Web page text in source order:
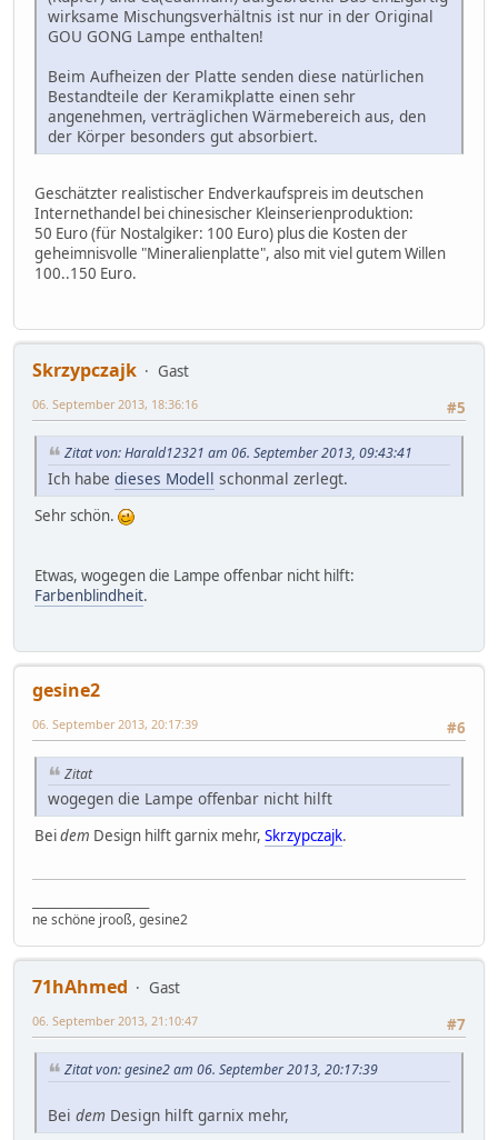
wirksame Mischungsverhältnis ist nur in der Original
GOU GONG Lampe enthalten!
Beim Aufheizen der Platte senden diese natürlichen
Bestandteile der Keramikplatte einen sehr
angenehmen, verträglichen Wärmebereich aus, den
der Körper besonders gut absorbiert.
Geschätzter realistischer Endverkaufspreis im deutschen
Internethandel bei chinesischer Kleinserienproduktion:
50 Euro (für Nostalgiker: 100 Euro) plus die Kosten der
geheimnisvolle "Mineralienplatte", also mit viel gutem Willen
100..150 Euro.
Skrzypczajk
Gast
#5
06. September 2013, 18:36:16
Zitat von: Harald12321 am 06. September 2013, 09:43:41
Ich habe dieses Modell schonmal zerlegt.
Sehr schön.
Etwas, wogegen die Lampe offenbar nicht hilft:
Farbenblindheit.
gesine2
#6
06. September 2013, 20:17:39
Zitat
wogegen die Lampe offenbar nicht hilft
Beidem Design hilft garnix mehr, Skrzypczajk.
ne schöne jrooß, gesine2
71hAhmed
Gast
#7
06. September 2013, 21:10:47
Zitat von: gesine2 am 06. September 2013, 20:17:39
Bei dem Design hilft garnix mehr,